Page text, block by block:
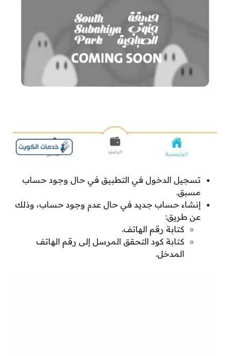
تسجيل الدخول في التطبيق في حال وجود حساب
مسبق.
إنشاء حساب جديد في حال عدم وجود حساب، وذلك
عن طريق:
كتابة رقم الهاتف.
كتابة كود التحقق المرسل إلى رقم الهاتف
المدخل.